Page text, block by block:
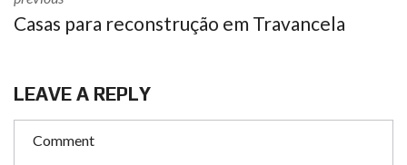
Casas para reconstrução em Travancela
LEAVE A REPLY